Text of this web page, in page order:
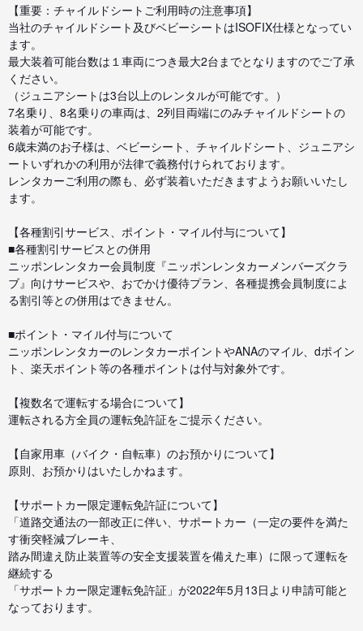
【重要：チャイルドシートご利用時の注意事項】
当社のチャイルドシート及びベビーシートはISOFIX仕様となってい
ます。
最大装着可能台数は１車両につき最大2台までとなりますのでご了承
ください。
（ジュニアシートは3台以上のレンタルが可能です。）
7名乗り、8名乗りの車両は、2列目両端にのみチャイルドシートの
装着が可能です。
6歳未満のお子様は、ベビーシート、チャイルドシート、ジュニアシ
ートいずれかの利用が法律で義務付けられております。
レンタカーご利用の際も、必ず装着いただきますようお願いいたし
ます。
【各種割引サービス、ポイント・マイル付与について】
■各種割引サービスとの併用
ニッポンレンタカー会員制度『ニッポンレンタカーメンバーズクラ
ブ』向けサービスや、おでかけ優待プラン、各種提携会員制度によ
る割引等との併用はできません。
■ポイント・マイル付与について
ニッポンレンタカーのレンタカーポイントやANAのマイル、dポイン
ト、楽天ポイント等の各種ポイントは付与対象外です。
【複数名で運転する場合について】
運転される方全員の運転免許証をご提示ください。
【自家用車（バイク・自転車）のお預かりについて】
原則、お預かりはいたしかねます。
【サポートカー限定運転免許証について】
「道路交通法の一部改正に伴い、サポートカー（一定の要件を満た
す衝突軽減ブレーキ、
踏み間違え防止装置等の安全支援装置を備えた車）に限って運転を
継続する
「サポートカー限定運転免許証」が2022年5月13日より申請可能と
なっております。